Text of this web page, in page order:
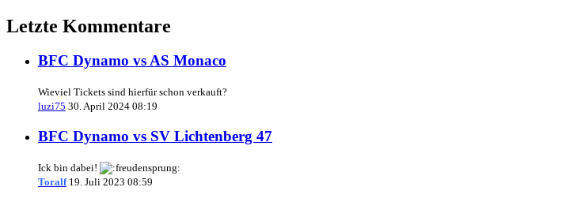
Letzte Kommentare
BFC Dynamo vs AS Monaco
Wieviel Tickets sind hierfür schon verkauft?
luzi75 30. April 2024 08:19
BFC Dynamo vs SV Lichtenberg 47
Ick bin dabei!
Toralf 19. Juli 2023 08:59